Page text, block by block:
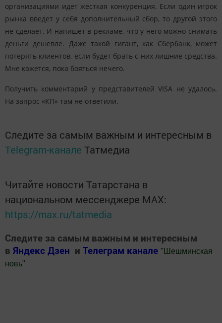
организациями идет жесткая конкуренция. Если один игрок
рынка введет у себя дополнительный сбор, то другой этого
не сделает. И напишет в рекламе, что у него можно снимать
деньги дешевле. Даже такой гигант, как Сбербанк, может
потерять клиентов, если будет брать с них лишние средства.
Мне кажется, пока бояться нечего.
Получить комментарий у представителей VISA не удалось.
На запрос «КП» там не ответили.
Следите за самым важным и интересным в
Telegram-канале Татмедиа
Читайте новости Татарстана в
национальном мессенджере MАХ:
https://max.ru/tatmedia
Следите за самым важным и интересным
в Яндекс Дзен и Телеграм канале " Шешминская
новь"